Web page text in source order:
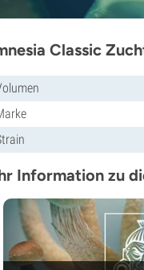
Classic
Information zu